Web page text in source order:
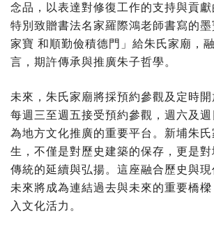
念品，以表達對修復工作的支持與貢
特別致贈書法名家羅際鴻老師書寫的
家寶 和順勤儉積德門」給朱氏家廟，
言，期許傳承與推廣朱子哲學。
未來，朱氏家廟將採預約參觀及定時開
每週三至週五接受預約參觀，週六及
為地方文化推廣的重要平台。新埔朱
生，不僅是對歷史建築的保存，更是
傳統的延續與弘揚。這座融合歷史與現
未來將成為連結過去與未來的重要橋
入文化活力。